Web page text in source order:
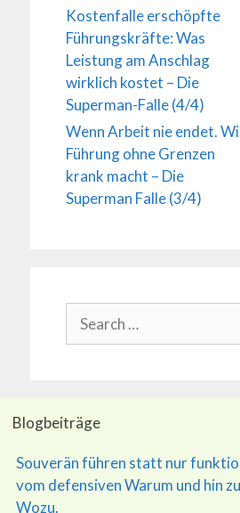
Kostenfalle erschöpfte
Führungskräfte: Was
Leistung am Anschlag
wirklich kostet – Die
Superman-Falle (4/4)
Wenn Arbeit nie endet.
Führung ohne Grenzen
krank macht – Die
Superman Falle (3/4)
for:
Blogbeiträge
Souverän führen statt nur
vom defensiven Warum und hin
Wozu.